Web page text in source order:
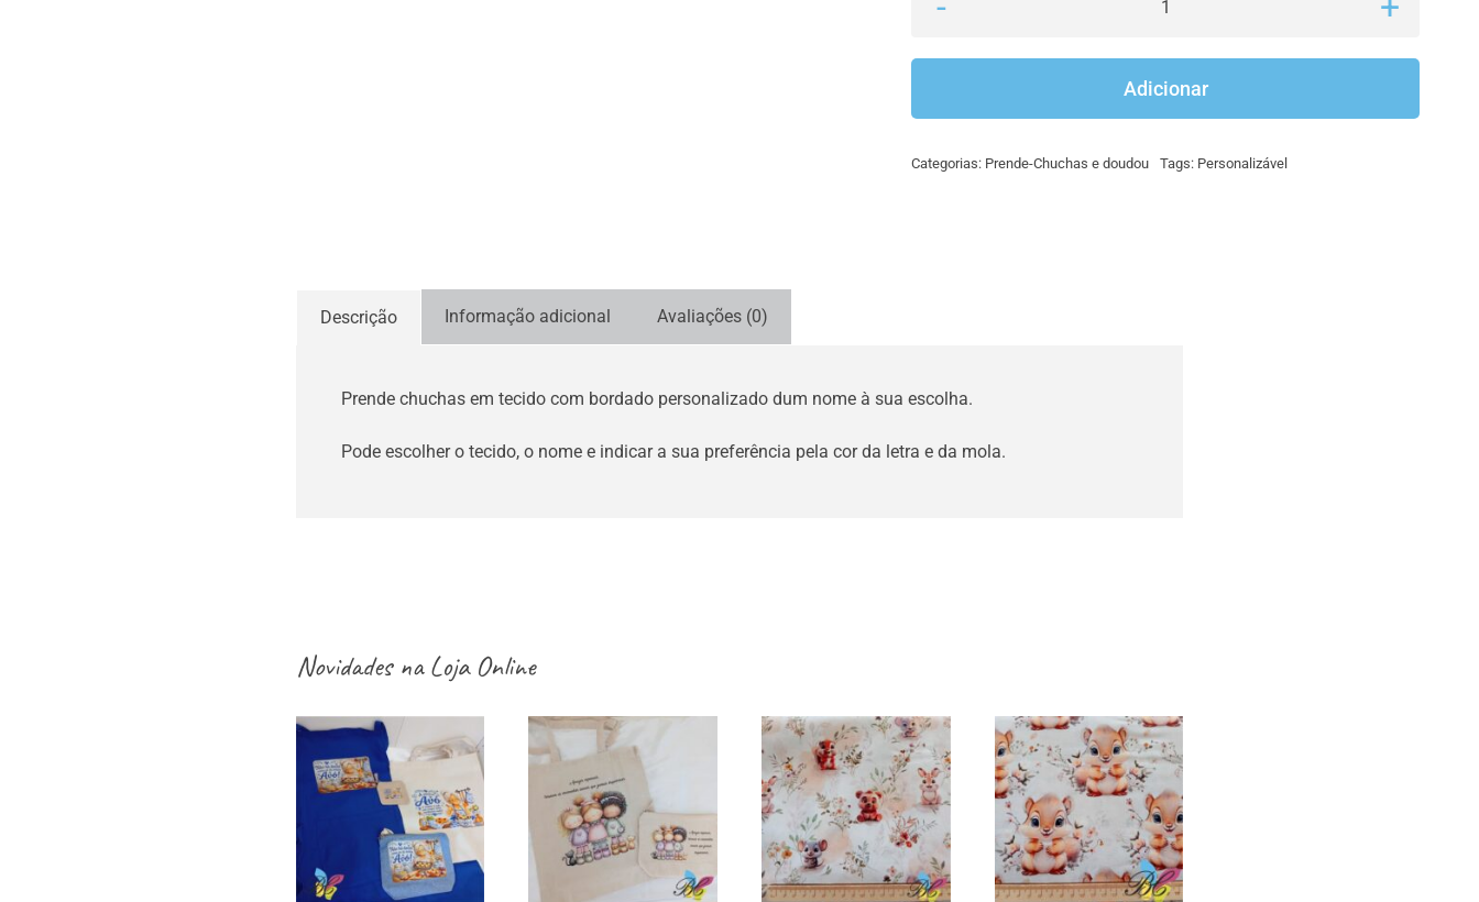
Quantidade
Prende
Tecido
Adicionar
Categorias: Prende-Chuchas e doudou Tags: Personalizável
Descrição Informação adicional Avaliações (0)
Prende chuchas em tecido com bordado personalizado dum nome à sua escolha.
Pode escolher o tecido, o nome e indicar a sua preferência pela cor da letra e da mola.
Novidades naLoja Online
aventais / Sacos
/ necessaires /
estojos / porta-
moedas dia dos
avós – vários
modelos
Sacos /
necessaires /
estojos / porta-
moedas para
amigas e gatos –
vários modelos
Tecidos infantis
– esquilos e
outros
Tecidos esquilos